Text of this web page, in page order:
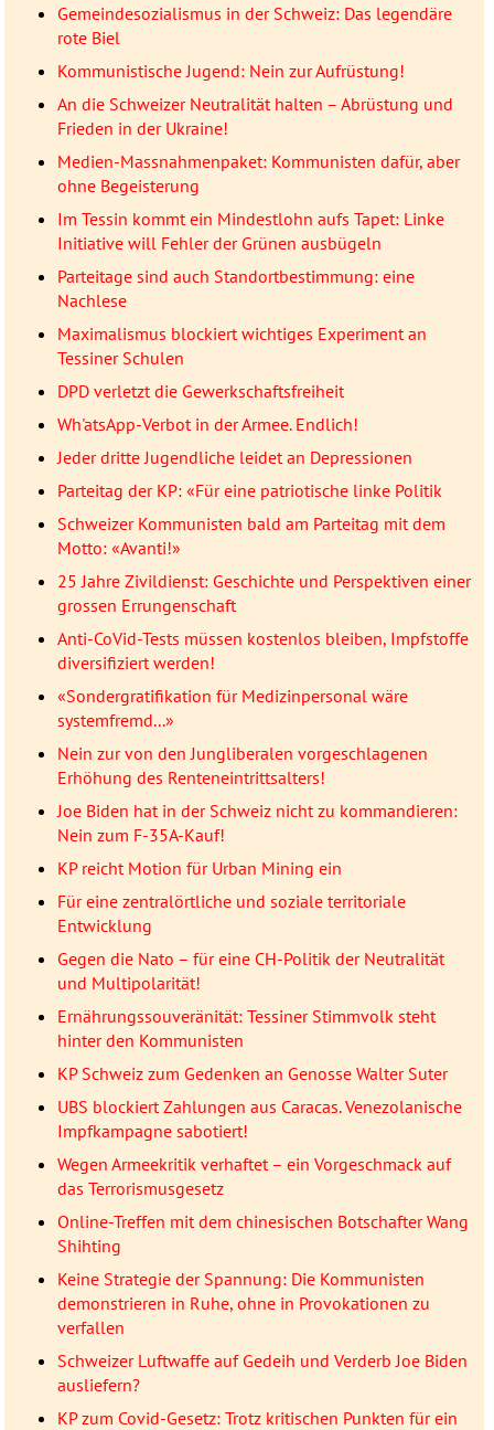
Gemeindesozialismus in der Schweiz: Das legendäre
rote Biel
Kommunistische Jugend: Nein zur Aufrüstung!
An die Schweizer Neutralität halten – Abrüstung und
Frieden in der Ukraine!
Medien-Massnahmenpaket: Kommunisten dafür, aber
ohne Begeisterung
Im Tessin kommt ein Mindestlohn aufs Tapet: Linke
Initiative will Fehler der Grünen ausbügeln
Parteitage sind auch Standortbestimmung: eine
Nachlese
Maximalismus blockiert wichtiges Experiment an
Tessiner Schulen
DPD verletzt die Gewerkschaftsfreiheit
Wh'atsApp-Verbot in der Armee. Endlich!
Jeder dritte Jugendliche leidet an Depressionen
Parteitag der KP: «Für eine patriotische linke Politik
Schweizer Kommunisten bald am Parteitag mit dem
Motto: «Avanti!»
25 Jahre Zivildienst: Geschichte und Perspektiven einer
grossen Errungenschaft
Anti-CoVid-Tests müssen kostenlos bleiben, Impfstoffe
diversifiziert werden!
«Sondergratifikation für Medizinpersonal wäre
systemfremd...»
Nein zur von den Jungliberalen vorgeschlagenen
Erhöhung des Renteneintrittsalters!
Joe Biden hat in der Schweiz nicht zu kommandieren:
Nein zum F-35A-Kauf!
KP reicht Motion für Urban Mining ein
Für eine zentralörtliche und soziale territoriale
Entwicklung
Gegen die Nato – für eine CH-Politik der Neutralität
und Multipolarität!
Ernährungssouveränität: Tessiner Stimmvolk steht
hinter den Kommunisten
KP Schweiz zum Gedenken an Genosse Walter Suter
UBS blockiert Zahlungen aus Caracas. Venezolanische
Impfkampagne sabotiert!
Wegen Armeekritik verhaftet – ein Vorgeschmack auf
das Terrorismusgesetz
Online-Treffen mit dem chinesischen Botschafter Wang
Shihting
Keine Strategie der Spannung: Die Kommunisten
demonstrieren in Ruhe, ohne in Provokationen zu
verfallen
Schweizer Luftwaffe auf Gedeih und Verderb Joe Biden
ausliefern?
KP zum Covid-Gesetz: Trotz kritischen Punkten für ein